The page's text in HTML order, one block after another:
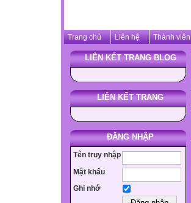
Trang chủ Liên hệ Thành viên
LIÊN KẾT TRANG BLOG
LIÊN KẾT TRANG
ĐĂNG NHẬP
Tên truy nhập
Mật khẩu
Ghi nhớ